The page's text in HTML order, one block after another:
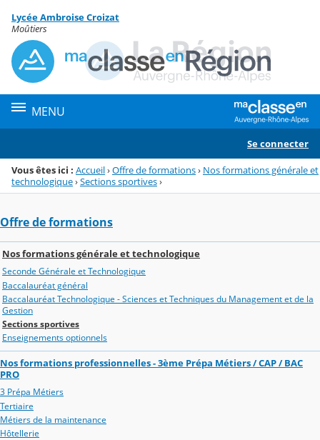
Menu de la rubrique
Contenu
Lycée Ambroise Croizat
Moûtiers
MENU
Se connecter
Vous êtes ici : Accueil›Offre de formations› Nos formations générale et
technologique›Sections sportives›
Offre de formations
Nos formations générale et technologique
Seconde Générale et Technologique
Baccalauréat général
Baccalauréat Technologique - Sciences et Techniques du Management et de la
Gestion
Sections sportives
Enseignements optionnels
Nos formations professionnelles - 3ème Prépa Métiers / CAP / BAC
PRO
3 Prépa Métiers
Tertiaire
Métiers de la maintenance
Hôtellerie